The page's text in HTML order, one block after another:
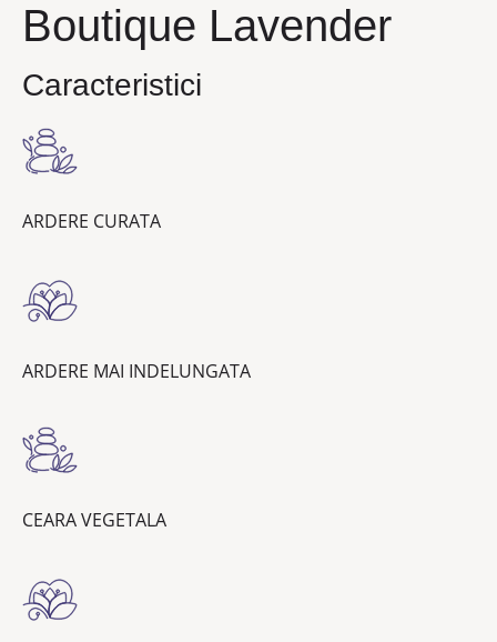
Boutique Lavender
Caracteristici
ARDERE CURATA
ARDERE MAI INDELUNGATA
CEARA VEGETALA